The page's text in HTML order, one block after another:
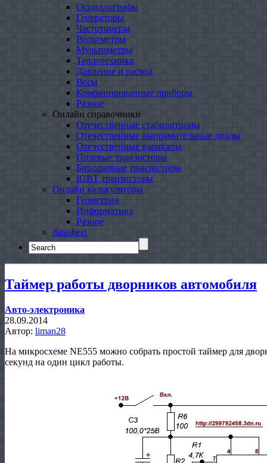
Осциллографы
Генераторы
Частотомеры
Вольтметры
Мультиметры
Теплотехника
Давление и расход
Весы
Комбинированные приборы
Разное
Онлайн справочники
Отечественные стабилитроны
Отечественные выпрямительные диоды
Отечественные варикапы
Полевые транзисторы
Биполярные транзисторы
IGBT транзисторы
Онлайн калькуляторы
Геометрия
Информатика
Разное
datasheet
Search
for:
Таймер работы дворников автомобиля
Авто-электроника
28.09.2014
Автор: liman28
На микросхеме NE555 можно собрать простой таймер для
секунд на один цикл работы.